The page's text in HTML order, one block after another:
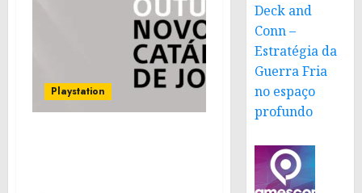
Playstation
Deck and
Conn –
Estratégia da
Guerra Fria
no espaço
profundo